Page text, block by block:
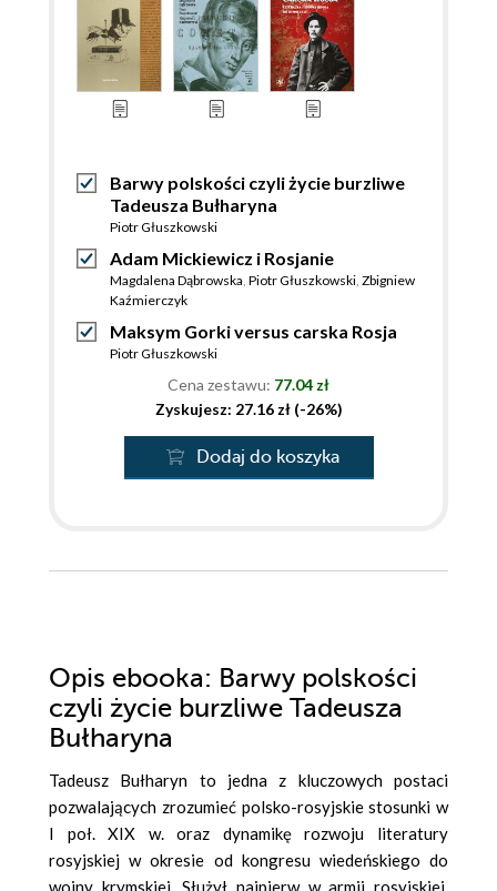
Barwy polskości czyli życie burzliwe
Tadeusza Bułharyna
Piotr Głuszkowski
Adam Mickiewicz i Rosjanie
Magdalena Dąbrowska, Piotr Głuszkowski, Zbigniew
Kaźmierczyk
Maksym Gorki versus carska Rosja
Piotr Głuszkowski
Cena zestawu: 77.04 zł
Zyskujesz: 27.16 zł (-26%)
Dodaj do koszyka
Opis ebooka: Barwy polskości
czyli życie burzliwe Tadeusza
Bułharyna
Tadeusz Bułharyn to jedna z kluczowych postaci
pozwalających zrozumieć polsko-rosyjskie stosunki w
I poł. XIX w. oraz dynamikę rozwoju literatury
rosyjskiej w okresie od kongresu wiedeńskiego do
wojny krymskiej. Służył najpierw w armii rosyjskiej,